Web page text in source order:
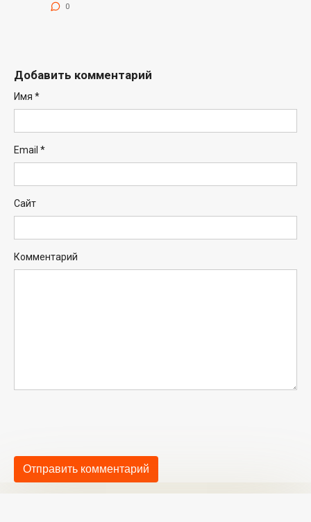
0
Добавить комментарий
Имя *
Email *
Сайт
Комментарий